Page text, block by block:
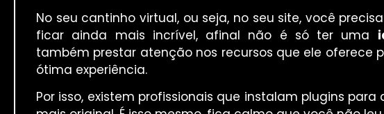
No seu cantinho virtual, ou seja, no seu site, você
ficar ainda mais incrível, afinal não é só ter uma
também prestar atenção nos recursos que ele oferece
ótima experiência.
Por isso, existem profissionais que instalam plugins